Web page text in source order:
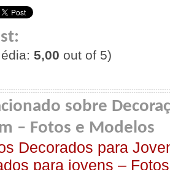
5,00 out of 5)
sobre
– Fotos e Modelos
Decorados para
para jovens –